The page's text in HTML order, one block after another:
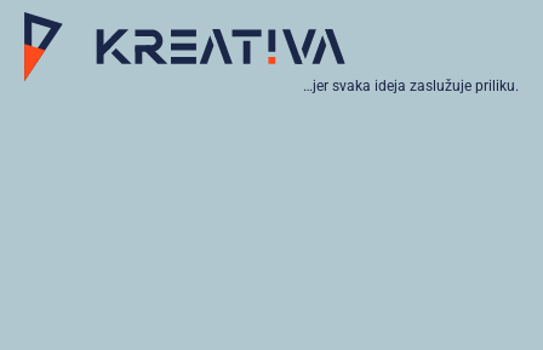
…jer svaka ideja zaslužuje priliku.